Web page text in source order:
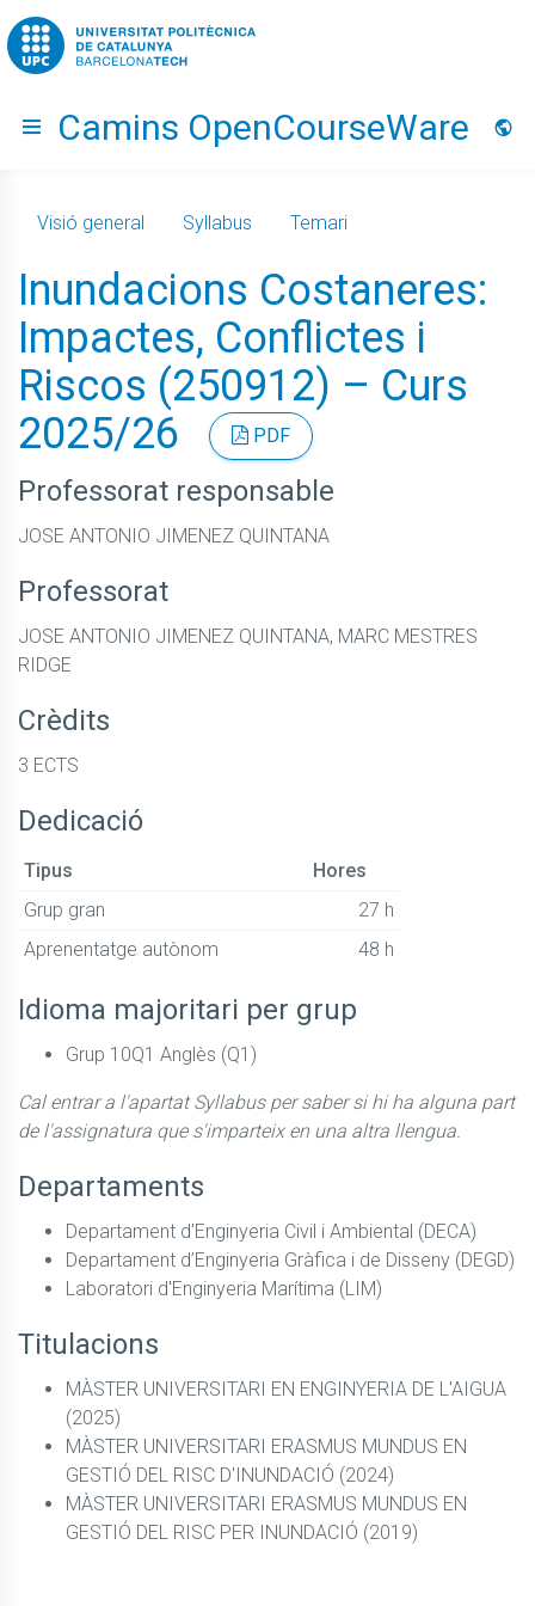
Go to upc.edu
Hide menu
Camins OpenCourseWare
Visió general Syllabus Temari
Inundacions Costaneres:
Impactes, Conflictes i
Riscos (250912) – Curs
2025/26
PDF
Professorat responsable
JOSE ANTONIO JIMENEZ QUINTANA
Professorat
JOSE ANTONIO JIMENEZ QUINTANA, MARC MESTRES
RIDGE
Crèdits
3 ECTS
Dedicació
Tipus
Hores
Grup gran
27 h
Aprenentatge autònom
48 h
Idioma majoritari per grup
Grup 10Q1 Anglès (Q1)
Cal entrar a l'apartat Syllabus per saber si hi ha alguna part
de l'assignatura que s'imparteix en una altra llengua.
Departaments
Departament d'Enginyeria Civil i Ambiental (DECA)
Departament d’Enginyeria Gràfica i de Disseny (DEGD)
Laboratori d'Enginyeria Marítima (LIM)
Titulacions
MÀSTER UNIVERSITARI EN ENGINYERIA DE L'AIGUA
(2025)
MÀSTER UNIVERSITARI ERASMUS MUNDUS EN
GESTIÓ DEL RISC D'INUNDACIÓ (2024)
MÀSTER UNIVERSITARI ERASMUS MUNDUS EN
GESTIÓ DEL RISC PER INUNDACIÓ (2019)